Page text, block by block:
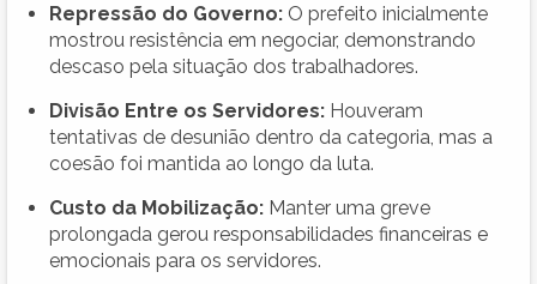
Repressão do Governo: O prefeito inicialmente
mostrou resistência em negociar, demonstrando
descaso pela situação dos trabalhadores.
Divisão Entre os Servidores: Houveram
tentativas de desunião dentro da categoria, mas a
coesão foi mantida ao longo da luta.
Custo da Mobilização: Manter uma greve
prolongada gerou responsabilidades financeiras e
emocionais para os servidores.